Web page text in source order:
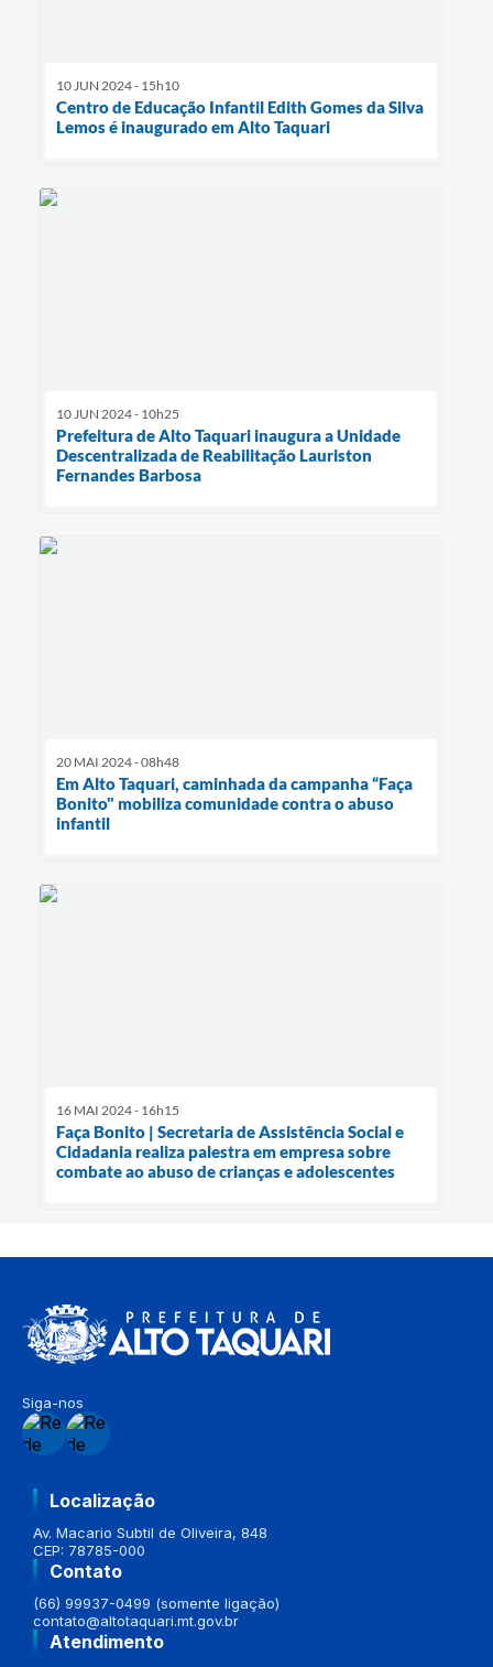
10 JUN 2024 - 15h10
Centro de Educação Infantil Edith Gomes da Silva
Lemos é inaugurado em Alto Taquari
10 JUN 2024 - 10h25
Prefeitura de Alto Taquari inaugura a Unidade
Descentralizada de Reabilitação Lauriston
Fernandes Barbosa
20 MAI 2024 - 08h48
Em Alto Taquari, caminhada da campanha “Faça
Bonito" mobiliza comunidade contra o abuso
infantil
16 MAI 2024 - 16h15
Faça Bonito | Secretaria de Assistência Social e
Cidadania realiza palestra em empresa sobre
combate ao abuso de crianças e adolescentes
Siga-nos
Localização
Av. Macario Subtil de Oliveira, 848
CEP: 78785-000
Contato
(66) 99937-0499 (somente ligação)
contato@altotaquari.mt.gov.br
Atendimento